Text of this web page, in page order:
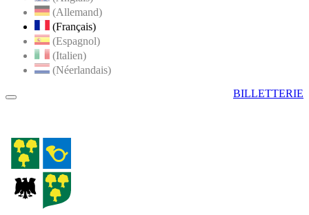
(Allemand)
(Français)
(Espagnol)
(Italien)
(Néerlandais)
BILLETTERIE
Menu